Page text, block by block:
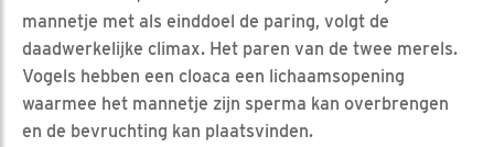
mannetje met als einddoel de paring, volgt de
daadwerkelijke climax. Het paren van de twee merels.
Vogels hebben een cloaca een lichaamsopening
waarmee het mannetje zijn sperma kan overbrengen
en de bevruchting kan plaatsvinden.